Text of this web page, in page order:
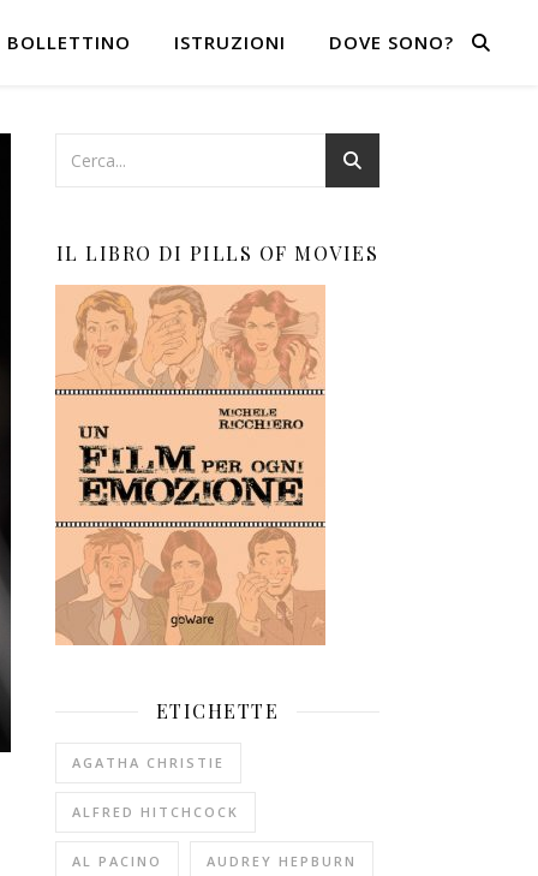
BOLLETTINO ISTRUZIONI DOVE SONO?
IL LIBRO DI PILLS OF MOVIES
ETICHETTE
AGATHA CHRISTIE
ALFRED HITCHCOCK
AL PACINO AUDREY HEPBURN